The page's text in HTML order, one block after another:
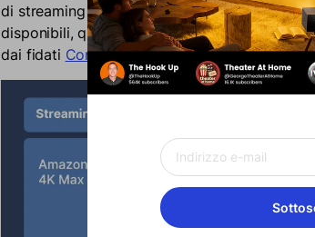
di streaming come Amazon Prime e Netflix.
disponibili, quindi abbiamo ridotto le opzioni
dai fidati Consulente tecnologico.